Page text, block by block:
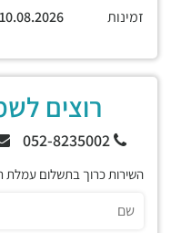
זמינות
רוצים
052-8235002
השירות כרוך בתשלום עמלת